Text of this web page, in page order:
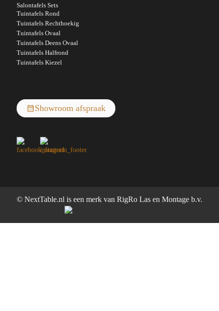
Salontafels Sets
Tuintafels Rond
Tuintafels Rechthoekig
Tuintafels Ovaal
Tuintafels Deens Ovaal
Tuintafels Halfrond
Tuintafels Kiezel
Showroom afspraak
© NextTable.nl is een merk van RigRo Las en Montage b.v.